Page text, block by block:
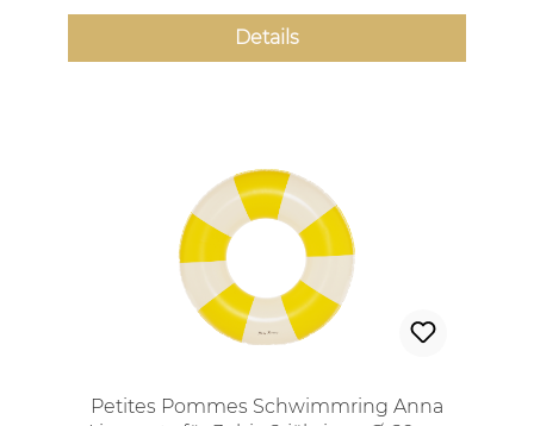
Details
Petites Pommes Schwimmring Anna